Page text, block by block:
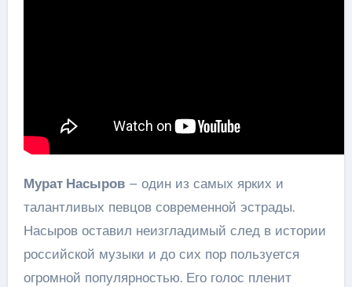
Мурат Насыров– один из самых ярких и
талантливых певцов современной эстрады.
Насыров оставил неизгладимый след в истории
российской музыки и до сих пор пользуется
огромной популярностью. Его голос пленит